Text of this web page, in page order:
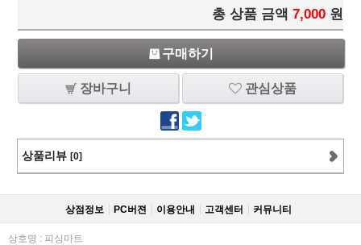
총 상품 금액 7,000 원
구매하기
장바구니 관심상품
상품리뷰 [0]
상점정보 PC버젼 이용안내 고객센터 커뮤니티
상호명 : 피싱마트